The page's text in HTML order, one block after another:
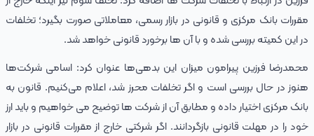
مقررات بانک مرکزی و قانونی در بازار رسمی، معاملاتی صورت بگیرد؛ تخلفات
در این کمیته بررسی شده و با آن ها برخورد قانونی خواهد شد.
محمدرضا فرزین پیرامون میزان این بدهی‌ها عنوان کرد: اسامی شرکت‌ها
هنوز در حال بررسی است و اگر تخلفات محرز شد، اعلام می‌کنیم. قانون به
بانک مرکزی اختیار داده و مطابق آن از شرکت‌ ها توضیح می‌ خواهیم و باید ارز
خود را در مهلت قانونی بازگردانند. اگر شرکتی خارج از مقررات قانونی در بازار